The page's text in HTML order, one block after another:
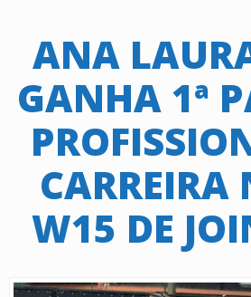
ANA
GANHA 1ª
CARREIRA
W15 DE